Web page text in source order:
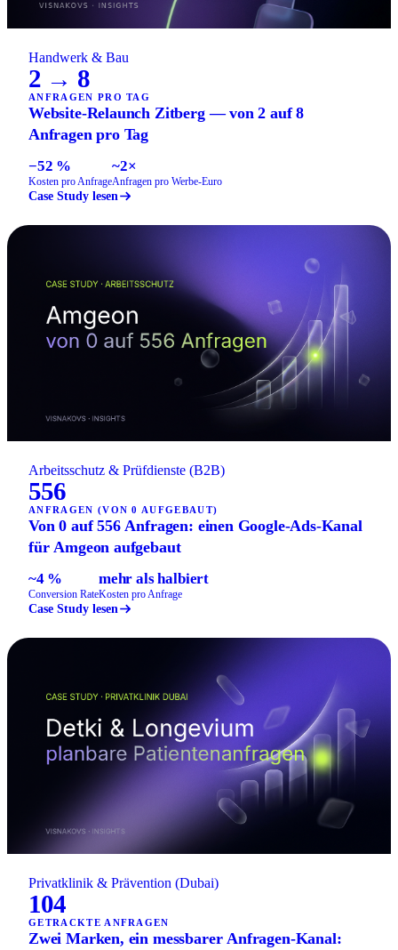
Handwerk & Bau
2 → 8
ANFRAGEN PRO TAG
Website-Relaunch Zitberg — von 2 auf 8
Anfragen pro Tag
−52 %
Kosten pro Anfrage
~2×
Anfragen pro Werbe-Euro
Case Study lesen
Arbeitsschutz & Prüfdienste (B2B)
556
ANFRAGEN (VON 0 AUFGEBAUT)
Von 0 auf 556 Anfragen: einen Google-Ads-Kanal
für Amgeon aufgebaut
~4 %
Conversion Rate
mehr als halbiert
Kosten pro Anfrage
Case Study lesen
Privatklinik & Prävention (Dubai)
104
GETRACKTE ANFRAGEN
Zwei Marken, ein messbarer Anfragen-Kanal: